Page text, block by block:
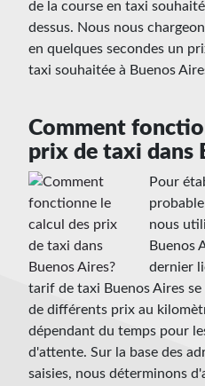
de la course en taxi
dessus. Nous nous
en quelques secondes un
taxi souhaitée à Buenos
Comment
prix de taxi dans
Pour
nous
Buenos
dernier
tarif de taxi Buenos Aires
de différents prix au
dépendant du temps pour
d'attente. Sur la base des
saisies, nous déterminons